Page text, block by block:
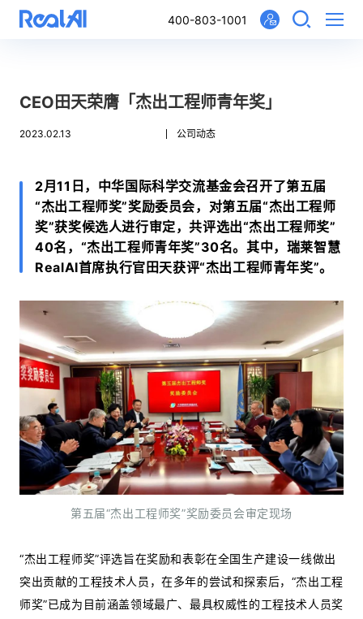
400-803-1001
CEO田天荣膺「杰出工程师青年奖」
2023.02.13 公司动态
2月11日，中华国际科学交流基金会召开了第五届
“杰出工程师奖”奖励委员会，对第五届“杰出工程师
奖”获奖候选人进行审定，共评选出“杰出工程师奖”
40名，“杰出工程师青年奖”30名。其中，瑞莱智慧
RealAI首席执行官田天获评“杰出工程师青年奖”。
第五届“杰出工程师奖”奖励委员会审定现场
“杰出工程师奖”评选旨在奖励和表彰在全国生产建设一线做出
突出贡献的工程技术人员，在多年的尝试和探索后，“杰出工程
师奖”已成为目前涵盖领域最广、最具权威性的工程技术人员奖